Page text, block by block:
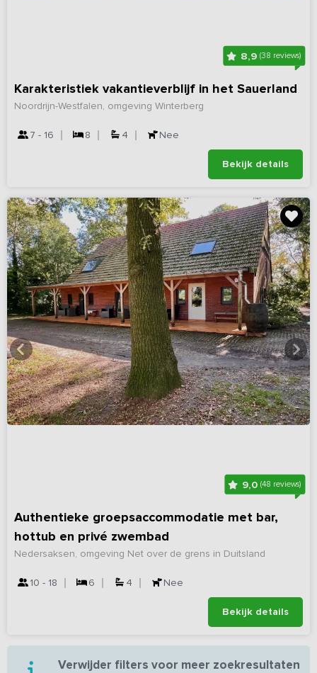
8,9 (38 reviews)
Karakteristiek vakantieverblijf in het Sauerland
Noordrijn-Westfalen, omgeving Winterberg
7 - 16 8 4 Nee
Bekijk details
9,0(48 reviews)
Authentieke groepsaccommodatie met bar,
hottub en privé zwembad
Nedersaksen, omgeving Net over de grens in Duitsland
10 - 18 6 4 Nee
Bekijk details
Verwijder filters voor meer zoekresultaten